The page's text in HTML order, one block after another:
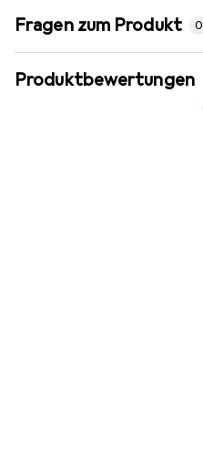
Fragen zum Produkt 0
Produktbewertungen